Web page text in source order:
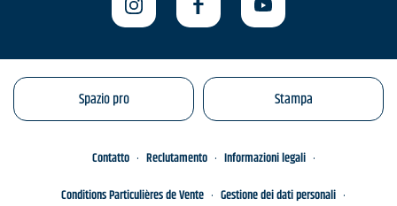
Spazio pro Stampa
Contatto Reclutamento
Informazioni legali
Conditions Particulières de Vente
Gestione dei dati personali